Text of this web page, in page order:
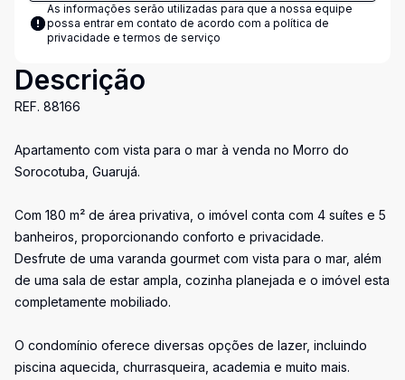
As informações serão utilizadas para que a nossa equipe
possa entrar em contato de acordo com a política de
privacidade e termos de serviço
Descrição
REF. 88166
Apartamento com vista para o mar à venda no Morro do
Sorocotuba, Guarujá.
Com 180 m² de área privativa, o imóvel conta com 4 suítes e 5
banheiros, proporcionando conforto e privacidade.
Desfrute de uma varanda gourmet com vista para o mar, além
de uma sala de estar ampla, cozinha planejada e o imóvel esta
completamente mobiliado.
O condomínio oferece diversas opções de lazer, incluindo
piscina aquecida, churrasqueira, academia e muito mais.